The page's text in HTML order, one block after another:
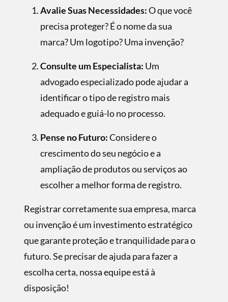
Avalie Suas Necessidades:O que você
precisa proteger? É o nome da sua
marca? Um logotipo? Uma invenção?
Consulte um Especialista: Um
advogado especializado pode ajudar a
identificar o tipo de registro mais
adequado e guiá-lo no processo.
Pense no Futuro:Considere o
crescimento do seu negócio e a
ampliação de produtos ou serviços ao
escolher a melhor forma de registro.
Registrar corretamente sua empresa, marca
ou invenção é um investimento estratégico
que garante proteção e tranquilidade para o
futuro. Se precisar de ajuda para fazer a
escolha certa, nossa equipe está à
disposição!